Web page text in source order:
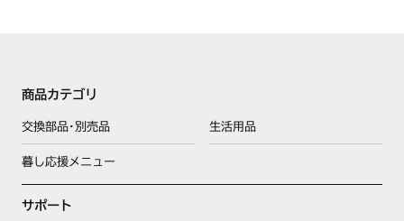
商品カテゴリ
交換部品･別売品 生活用品
暮し応援メニュー
サポート